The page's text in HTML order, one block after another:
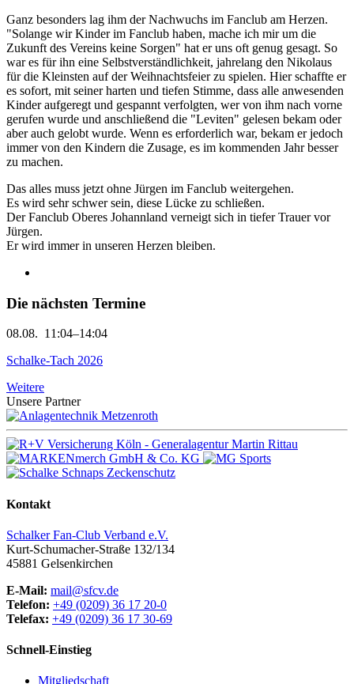
Ganz besonders lag ihm der Nachwuchs im Fanclub am Herzen.
"Solange wir Kinder im Fanclub haben, mache ich mir um die
Zukunft des Vereins keine Sorgen" hat er uns oft genug gesagt. So
war es für ihn eine Selbstverständlichkeit, jahrelang den Nikolaus
für die Kleinsten auf der Weihnachtsfeier zu spielen. Hier schaffte er
es sofort, mit seiner harten und tiefen Stimme, dass alle anwesenden
Kinder aufgeregt und gespannt verfolgten, wer von ihm nach vorne
gerufen wurde und anschließend die "Leviten" gelesen bekam oder
aber auch gelobt wurde. Wenn es erforderlich war, bekam er jedoch
immer von den Kindern die Zusage, es im kommenden Jahr besser
zu machen.
Das alles muss jetzt ohne Jürgen im Fanclub weitergehen.
Es wird sehr schwer sein, diese Lücke zu schließen.
Der Fanclub Oberes Johannland verneigt sich in tiefer Trauer vor
Jürgen.
Er wird immer in unseren Herzen bleiben.
Die nächsten Termine
08.08. 11:04–14:04
Schalke-Tach 2026
Weitere
Unsere Partner
Kontakt
Schalker Fan-Club Verband e.V.
Kurt-Schumacher-Straße 132/134
45881 Gelsenkirchen
E-Mail: mail@sfcv.de
Telefon: +49 (0209) 36 17 20-0
Telefax: +49 (0209) 36 17 30-69
Schnell-Einstieg
Mitgliedschaft